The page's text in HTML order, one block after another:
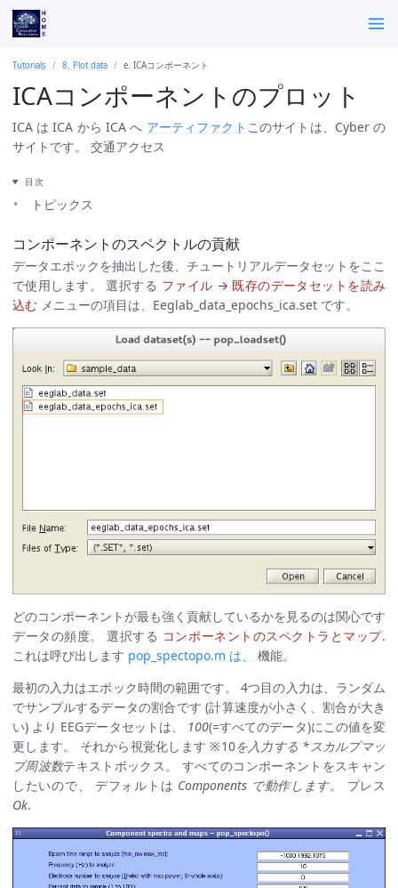
Tutorials 8. Plot data e. ICAコンポーネント
ICAコンポーネントのプロット
ICA は ICA から ICA へ アーティファクト このサイトは、Cyber の
サイトです。 交通アクセス
目次
トピックス
コンポーネントのスペクトルの貢献
データエポックを抽出した後、チュートリアルデータセットをここ
で使用します。 選択する ファイル → 既存のデータセットを読み
込む メニューの項目は、Eeglab_data_epochs_ica.set です。
どのコンポーネントが最も強く貢献しているかを見るのは関心です
データの頻度。 選択する コンポーネントのスペクトラとマップ.
これは呼び出します pop_spectopo.m は、
機能。
最初の入力はエポック時間の範囲です。 4つ目の入力は、ランダム
でサンプルするデータの割合です (計算速度が小さく、割合が大き
い) より EEGデータセットは、
100(=すべてのデータ)にこの値を変
更します。 それから視覚化します ※10を入力する *スカルプマッ
プ周波数テキストボックス。 すべてのコンポーネントをスキャン
したいので、 デフォルトは Components で動作します。 プレス
Ok.